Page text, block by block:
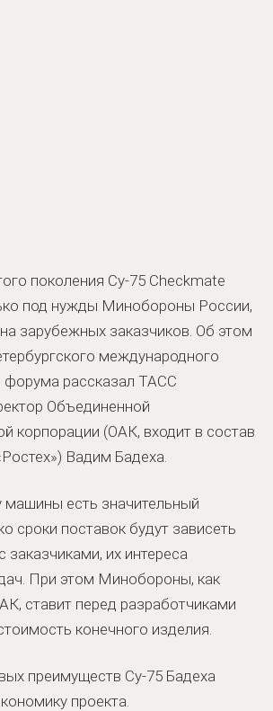
поколения Су-75 Checkmate
под нужды Минобороны России,
зарубежных заказчиков. Об этом
международного
форума рассказал ТАСС
Объединенной
корпорации (ОАК, входит в состав
Вадим Бадеха.
машины есть значительный
сроки поставок будут зависеть
заказчиками, их интереса
При этом Минобороны, как
ставит перед разработчиками
конечного изделия.
преимуществ Су-75 Бадеха
проекта.